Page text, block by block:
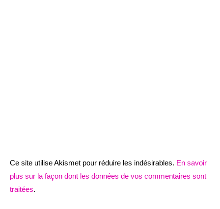
Ce site utilise Akismet pour réduire les indésirables. En savoir
plus sur la façon dont les données de vos commentaires sont
traitées.